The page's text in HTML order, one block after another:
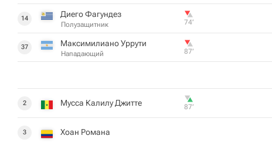
14 Диего Фагундез
Полузащитник 74‎’‎
37 Максимилиано Уррути
Нападающий 87‎’‎
2 Мусса Калилу Джитте 87‎’‎
3 Хоан Романа